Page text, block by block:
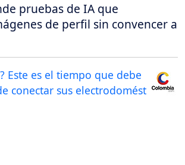
pruebas de IA que
de perfil sin convencer a